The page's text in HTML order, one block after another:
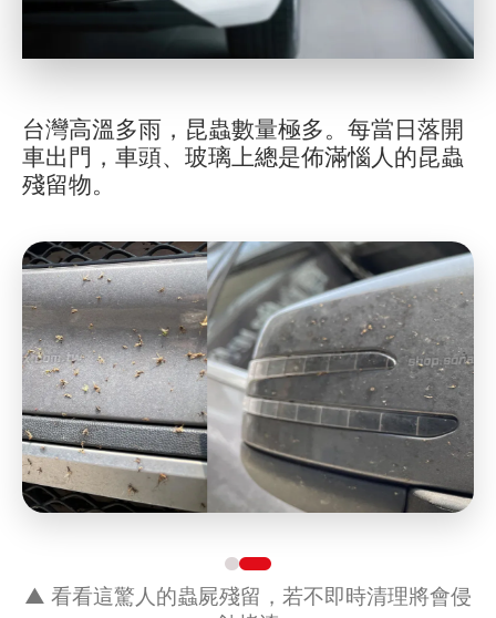
台灣高溫多雨，昆蟲數量極多。每當日落開
車出門，車頭、玻璃上總是佈滿惱人的昆蟲
殘留物。
▲ 看看這驚人的蟲屍殘留，若不即時清理將會侵